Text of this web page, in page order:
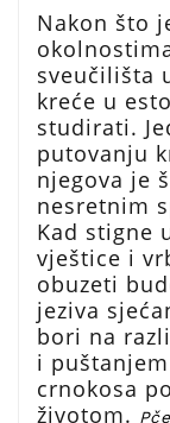
Nakon što
sveučilišta
kreće u
studirati.
putovanju
njegova je
nesretnim
Kad stigne
vještice i
obuzeti
jeziva
bori na
i
crnokosa
životom.